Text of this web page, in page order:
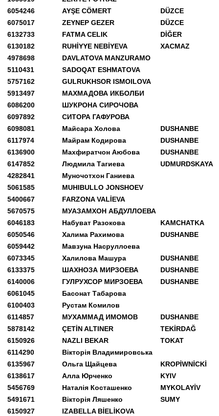
6054246
AYŞE CÖMERT
DÜZCE
6075017
ZEYNEP GEZER
DÜZCE
6132733
FATMA CELIK
DİĞER
6130182
RUHİYYE NEBİYEVA
XACMAZ
4978698
DAVLATOVA MANZURAMO
5110431
SADOQAT ESHMATOVA
5757162
GULRUKHSOR ISMOILOVA
5913497
МАХМАДОВА ИКБОЛБИ
6086200
ШУКРОНА СИРОЧОВА
6097892
СИТОРА ГАФУРОВА
6098081
Майсара Холова
DUSHANBE
6117974
Майрам Кодирова
DUSHANBE
6136900
Махфиратчон Аюбова
DUSHANBE
6147852
Людмила Тагиева
UDMURDSKAYA
4282841
Муночотхон Ганиева
5061585
MUHIBULLO JONSHOEV
5400667
FARZONA VALİEVA
5670575
МУАЗАМХОН АБДУЛЛОЕВА
6046183
Набуват Разокова
KAMCHATKA
6050546
Халима Рахимова
DUSHANBE
6059442
Мавзуна Насруллоева
6073345
Халилова Машура
DUSHANBE
6133375
ШАХНОЗА МИРЗОЕВА
DUSHANBE
6140006
ГУЛРУХСОР МИРЗОЕВА
DUSHANBE
6061045
Басонат Табарова
6100403
Рустам Комилов
6114857
МУХАММАД ИМОМОВ
DUSHANBE
5878142
ÇETİN ALTINER
TEKİRDAĞ
6150926
NAZLI BEKAR
TOKAT
6114290
Вікторія Владимировська
6135967
Ольга Щайцева
KROPİWNİCKİ
6138617
Алла Юрченко
KYIV
5456769
Наталія Косташенко
MYKOLAYİV
5491671
Вікторія Ляшенко
SUMY
6150927
IZABELLA BİELİKOVA